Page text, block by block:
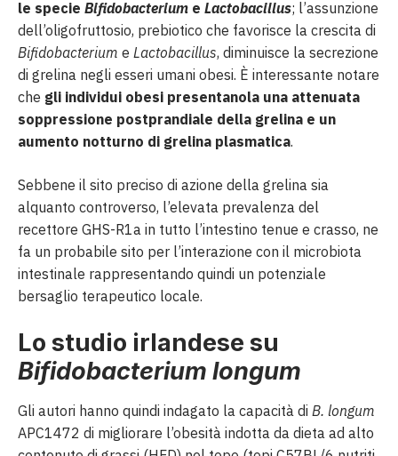
le specie Bifidobacterium e Lactobacillus; l’assunzione
dell’oligofruttosio, prebiotico che favorisce la crescita di
Bifidobacterium e Lactobacillus, diminuisce la secrezione
di grelina negli esseri umani obesi. È interessante notare
che gli individui obesi presentanola una attenuata
soppressione postprandiale della grelina e un
aumento notturno di grelina plasmatica.
Sebbene il sito preciso di azione della grelina sia
alquanto controverso, l’elevata prevalenza del
recettore GHS-R1a in tutto l’intestino tenue e crasso, ne
fa un probabile sito per l’interazione con il microbiota
intestinale rappresentando quindi un potenziale
bersaglio terapeutico locale.
Lo studio irlandese su
Bifidobacterium longum
Gli autori hanno quindi indagato la capacità di B. longum
APC1472 di migliorare l’obesità indotta da dieta ad alto